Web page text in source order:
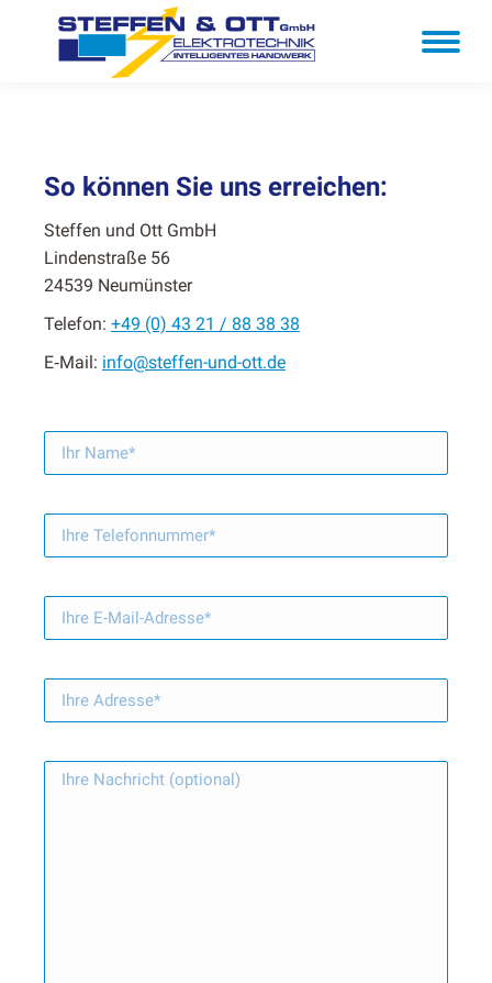
So können Sie uns erreichen:
Stef­fen und Ott GmbH
Lin­den­straße 56
24539 Neumün­ster
Tele­fon: +49 (0) 43 21 / 88 38 38
E‑Mail: info@steffen-und-ott.de